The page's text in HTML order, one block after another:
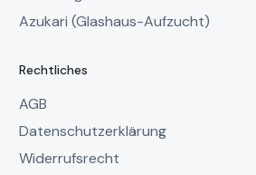
Azukari (Glashaus-Aufzucht)
Rechtliches
AGB
Datenschutzerklärung
Widerrufsrecht